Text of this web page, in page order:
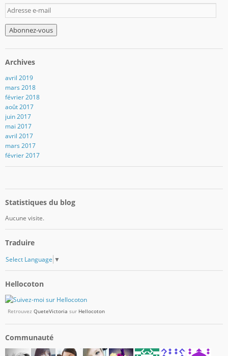
A
d
r
e
s
e
e
-
m
a
i
l
Archives
avril 2019
mars 2018
février 2018
août 2017
juin 2017
mai 2017
avril 2017
mars 2017
février 2017
Statistiques du blog
Aucune visite.
Traduire
Select Language ▼
Hellocoton
Retrouvez QueteVictoria sur Hellocoton
Communauté